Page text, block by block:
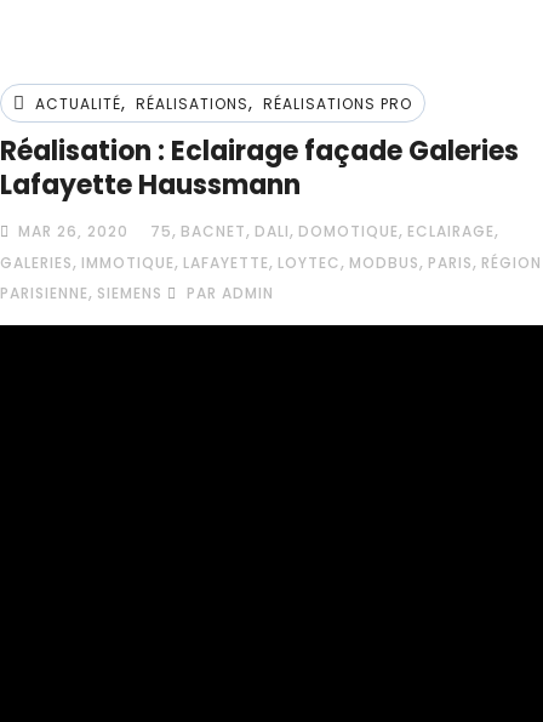
ACTUALITÉ, RÉALISATIONS, RÉALISATIONS PRO
Réalisation : Eclairage façade Galeries
Lafayette Haussmann
MAR 26, 2020 75, BACNET, DALI, DOMOTIQUE, ECLAIRAGE,
GALERIES, IMMOTIQUE, LAFAYETTE, LOYTEC, MODBUS, PARIS, RÉGION
PARISIENNE, SIEMENS PAR ADMIN